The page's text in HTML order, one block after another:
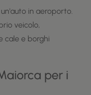
in aeroporto.
veicolo,
cale e borghi
per i